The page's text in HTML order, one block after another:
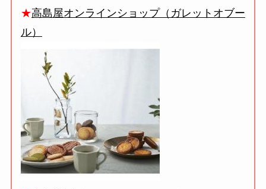
★高島屋オンラインショップ（ガレットオブー
ル）